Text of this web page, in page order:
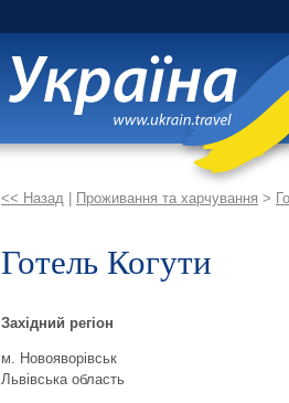
<< Назад Проживання та харчування >
Готель Когути
Західний регіон
м. Новояворівськ
Львівська область